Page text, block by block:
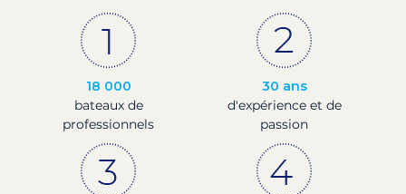
18 000
bateaux de
professionnels
30 ans
d'expérience et de
passion